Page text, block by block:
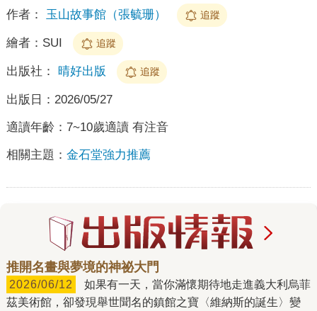
作者： 玉山故事館（張毓珊） 追蹤
繪者： SUI 追蹤
出版社： 晴好出版 追蹤
出版日： 2026/05/27
適讀年齡： 7~10歲適讀 有注音
相關主題： 金石堂強力推薦
推開名畫與夢境的神祕大門
2026/06/12
茲美術館，卻發現舉世聞名的鎮館之寶〈維納斯的誕生〉變